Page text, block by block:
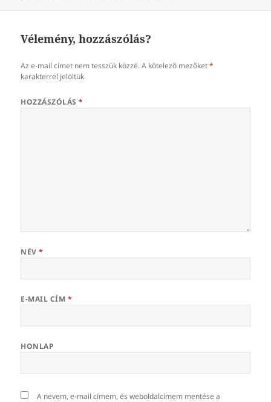
Vélemény, hozzászólás?
Az e-mail címet nem tesszük közzé. A kötelező mezőket*
karakterrel jelöltük
HOZZÁSZÓLÁS*
NÉV*
E-MAIL CÍM *
HONLAP
A nevem, e-mail címem, és weboldalcímem mentése a